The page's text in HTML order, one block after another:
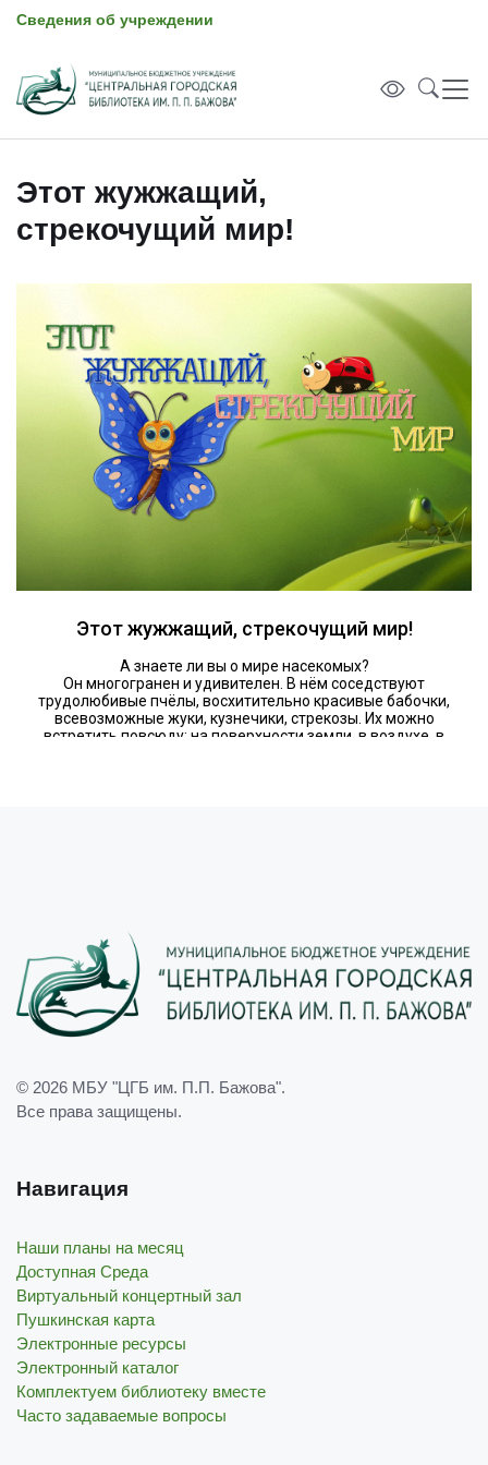
Сведения об учреждении
Этот жужжащий,
стрекочущий мир!
© 2026 МБУ "ЦГБ им. П.П. Бажова".
Все права защищены.
Навигация
Наши планы на месяц
Доступная Среда
Виртуальный концертный зал
Пушкинская карта
Электронные ресурсы
Электронный каталог
Комплектуем библиотеку вместе
Часто задаваемые вопросы